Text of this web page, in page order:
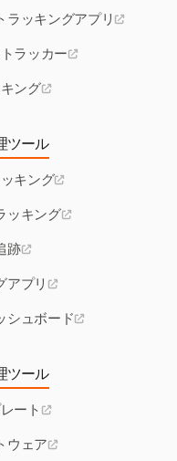
ラッキングアプリ
ラッカー
ング
ツール
キング
ッキング
跡
アプリ
シュボード
ツール
ート
ウェア